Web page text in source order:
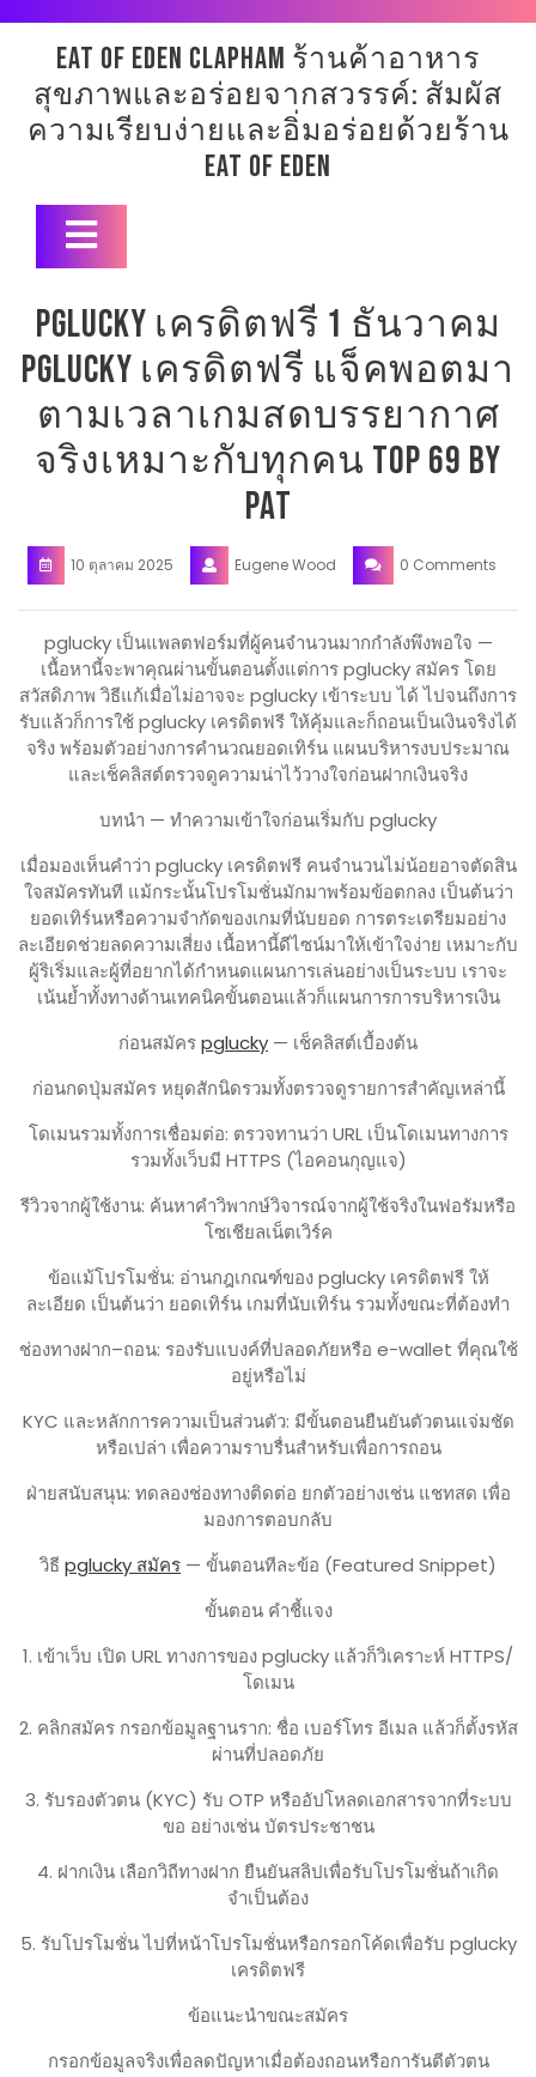
contenteat of eden clapham ร้านค้าอาหาร
สุขภาพและอร่อยจากสวรรค์: สัมผัส
ความเรียบง่ายและอิ่มอร่อยด้วยร้าน
Eat of Eden
Open
pglucky เครดิตฟรี 1 ธันวาคม
pglucky เครดิตฟรี แจ็คพอตมา
ตามเวลาเกมสดบรรยากาศ
จริงเหมาะกับทุกคน Top 69 by
Pat
10 ตุลาคม 2025 Eugene Wood 0 Comments
pglucky เป็นแพลตฟอร์มที่ผู้คนจำนวนมากกำลังพึงพอใจ —
เนื้อหานี้จะพาคุณผ่านขั้นตอนตั้งแต่การ pglucky สมัคร โดย
สวัสดิภาพ วิธีแก้เมื่อไม่อาจจะ pglucky เข้าระบบ ได้ ไปจนถึงการ
รับแล้วก็การใช้ pglucky เครดิตฟรี ให้คุ้มและก็ถอนเป็นเงินจริงได้
จริง พร้อมตัวอย่างการคำนวณยอดเทิร์น แผนบริหารงบประมาณ
และเช็คลิสต์ตรวจดูความน่าไว้วางใจก่อนฝากเงินจริง
บทนำ — ทำความเข้าใจก่อนเริ่มกับ pglucky
เมื่อมองเห็นคำว่า pglucky เครดิตฟรี คนจำนวนไม่น้อยอาจตัดสิน
ใจสมัครทันที แม้กระนั้นโปรโมชั่นมักมาพร้อมข้อตกลง เป็นต้นว่า
ยอดเทิร์นหรือความจำกัดของเกมที่นับยอด การตระเตรียมอย่าง
ละเอียดช่วยลดความเสี่ยง เนื้อหานี้ดีไซน์มาให้เข้าใจง่าย เหมาะกับ
ผู้ริเริ่มและผู้ที่อยากได้กำหนดแผนการเล่นอย่างเป็นระบบ เราจะ
เน้นย้ำทั้งทางด้านเทคนิคขั้นตอนแล้วก็แผนการการบริหารเงิน
ก่อนสมัครpglucky — เช็คลิสต์เบื้องต้น
ก่อนกดปุ่มสมัคร หยุดสักนิดรวมทั้งตรวจดูรายการสำคัญเหล่านี้
โดเมนรวมทั้งการเชื่อมต่อ: ตรวจทานว่า URL เป็นโดเมนทางการ
รวมทั้งเว็บมี HTTPS (ไอคอนกุญแจ)
รีวิวจากผู้ใช้งาน: ค้นหาคำวิพากษ์วิจารณ์จากผู้ใช้จริงในฟอรัมหรือ
โซเชียลเน็ตเวิร์ค
ข้อแม้โปรโมชั่น: อ่านกฎเกณฑ์ของ pglucky เครดิตฟรี ให้
ละเอียด เป็นต้นว่า ยอดเทิร์น เกมที่นับเทิร์น รวมทั้งขณะที่ต้องทำ
ช่องทางฝาก–ถอน: รองรับแบงค์ที่ปลอดภัยหรือ e-wallet ที่คุณใช้
อยู่หรือไม่
KYC และหลักการความเป็นส่วนตัว: มีขั้นตอนยืนยันตัวตนแจ่มชัด
หรือเปล่า เพื่อความราบรื่นสำหรับเพื่อการถอน
ฝ่ายสนับสนุน: ทดลองช่องทางติดต่อ ยกตัวอย่างเช่น แชทสด เพื่อ
มองการตอบกลับ
วิธี pglucky สมัคร — ขั้นตอนทีละข้อ (Featured Snippet)
ขั้นตอน คำชี้แจง
1. เข้าเว็บ เปิด URL ทางการของ pglucky แล้วก็วิเคราะห์ HTTPS/
โดเมน
2. คลิกสมัคร กรอกข้อมูลฐานราก: ชื่อ เบอร์โทร อีเมล แล้วก็ตั้งรหัส
ผ่านที่ปลอดภัย
3. รับรองตัวตน (KYC) รับ OTP หรืออัปโหลดเอกสารจากที่ระบบ
ขอ อย่างเช่น บัตรประชาชน
4. ฝากเงิน เลือกวิถีทางฝาก ยืนยันสลิปเพื่อรับโปรโมชั่นถ้าเกิด
จำเป็นต้อง
5. รับโปรโมชั่น ไปที่หน้าโปรโมชั่นหรือกรอกโค้ดเพื่อรับ pglucky
เครดิตฟรี
ข้อแนะนำขณะสมัคร
กรอกข้อมูลจริงเพื่อลดปัญหาเมื่อต้องถอนหรือการันตีตัวตน